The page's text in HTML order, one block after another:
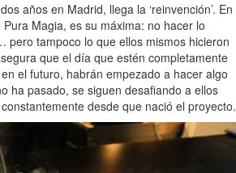
años en Madrid, llega la ‘reinvención’. En
Magia, es su máxima: no hacer lo
pero tampoco lo que ellos mismos hicieron
que el día que estén completamente
el futuro, habrán empezado a hacer algo
ha pasado, se siguen desafiando a ellos
desde que nació el proyecto.